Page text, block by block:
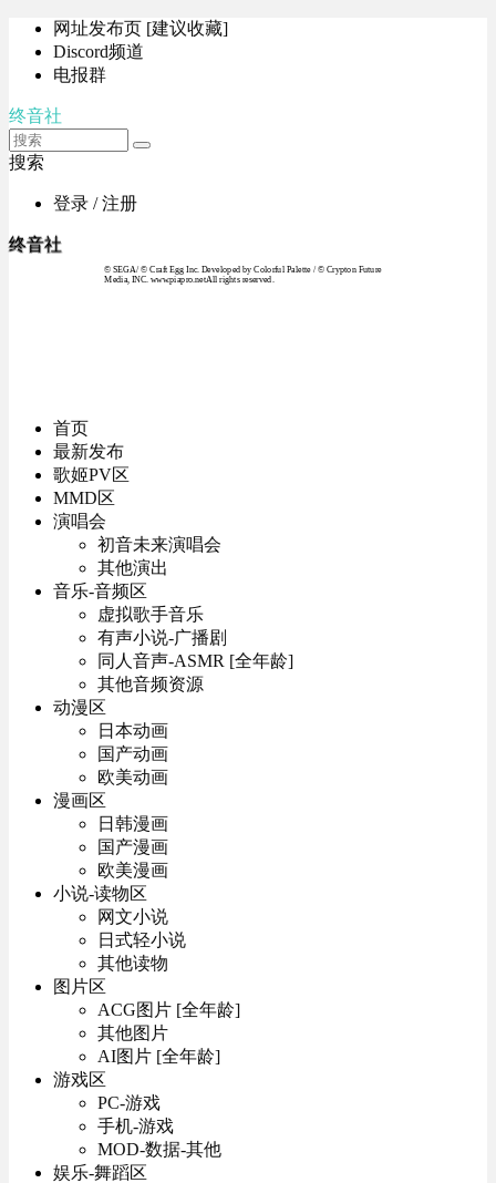
网址发布页 [建议收藏]
Discord频道
电报群
终音社
搜索
登录 / 注册
终音社
© SEGA / © Craft Egg Inc. Developed by Colorful Palette / © Crypton Future
Media, INC. www.piapro.netAll rights reserved.
首页
最新发布
歌姬PV区
MMD区
演唱会
初音未来演唱会
其他演出
音乐-音频区
虚拟歌手音乐
有声小说-广播剧
同人音声-ASMR [全年龄]
其他音频资源
动漫区
日本动画
国产动画
欧美动画
漫画区
日韩漫画
国产漫画
欧美漫画
小说-读物区
网文小说
日式轻小说
其他读物
图片区
ACG图片 [全年龄]
其他图片
AI图片 [全年龄]
游戏区
PC-游戏
手机-游戏
MOD-数据-其他
娱乐-舞蹈区